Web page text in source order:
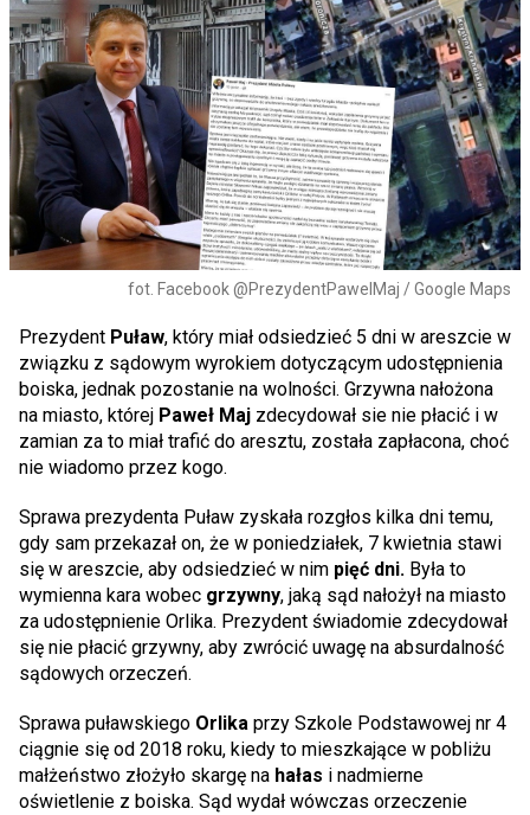
fot. Facebook @PrezydentPawelMaj / Google Maps
Prezydent Puław, który miał odsiedzieć 5 dni w areszcie w
związku z sądowym wyrokiem dotyczącym udostępnienia
boiska, jednak pozostanie na wolności. Grzywna nałożona
na miasto, której Paweł Maj zdecydował sie nie płacić i w
zamian za to miał trafić do aresztu, została zapłacona, choć
nie wiadomo przez kogo.
Sprawa prezydenta Puław zyskała rozgłos kilka dni temu,
gdy sam przekazał on, że w poniedziałek, 7 kwietnia stawi
się w areszcie, aby odsiedzieć w nim pięć dni. Była to
wymienna kara wobec grzywny, jaką sąd nałożył na miasto
za udostępnienie Orlika. Prezydent świadomie zdecydował
się nie płacić grzywny, aby zwrócić uwagę na absurdalność
sądowych orzeczeń.
Sprawa puławskiego Orlika przy Szkole Podstawowej nr 4
ciągnie się od 2018 roku, kiedy to mieszkające w pobliżu
małżeństwo złożyło skargę na hałas i nadmierne
oświetlenie z boiska. Sąd wydał wówczas orzeczenie